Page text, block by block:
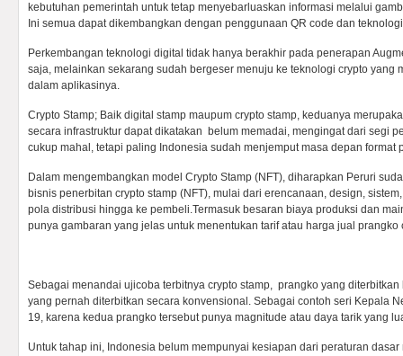
kebutuhan pemerintah untuk tetap menyebarluaskan informasi melalui
Ini semua dapat dikembangkan dengan penggunaan QR code dan
Perkembangan teknologi digital tidak hanya berakhir pada penerapan
saja, melainkan sekarang sudah bergeser menuju ke teknologi crypto yang
dalam aplikasinya.
Crypto Stamp; Baik digital stamp maupum crypto stamp, keduanya
secara infrastruktur dapat dikatakan belum memadai, mengingat dari segi
cukup mahal, tetapi paling Indonesia sudah menjemput masa depan format
Dalam mengembangkan model Crypto Stamp (NFT), diharapkan Peruri
bisnis penerbitan crypto stamp (NFT), mulai dari erencanaan, design,
pola distribusi hingga ke pembeli.Termasuk besaran biaya produksi dan
punya gambaran yang jelas untuk menentukan tarif atau harga jual prangko
Sebagai menandai ujicoba terbitnya crypto stamp, prangko yang
yang pernah diterbitkan secara konvensional. Sebagai contoh seri Kepala
19, karena kedua prangko tersebut punya magnitude atau daya tarik yang
Untuk tahap ini, Indonesia belum mempunyai kesiapan dari peraturan